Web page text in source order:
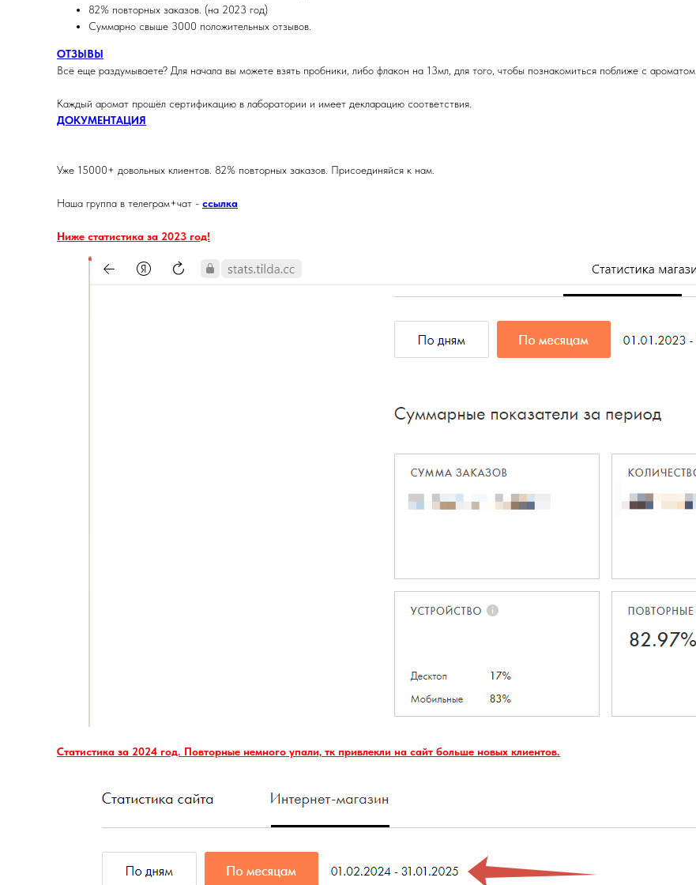
82% повторных заказов. (на 2023 год)
Суммарно свыше 3000 положительных отзывов.
ОТЗЫВЫ
Всё еще раздумываете? Для начала вы можете взять пробники, либо флакон на 13мл, для того, чтобы познакомиться поближе с ароматом.
Каждый аромат прошёл сертификацию в лаборатории и имеет декларацию соответствия.
ДОКУМЕНТАЦИЯ
Уже 15000+ довольных клиентов. 82% повторных заказов. Присоединяйся к нам.
Наша группа в телеграм+чат - ссылка
Ниже статистика за 2023 год!
Статистика за 2024 год. Повторные немного упали, тк привлекли на сайт больше новых клиентов.